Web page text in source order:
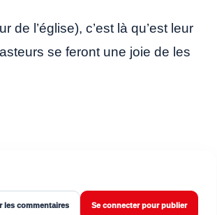
de l’église), c’est là qu’est leur
se feront une joie de les
les commentaires Se connecter pour publier